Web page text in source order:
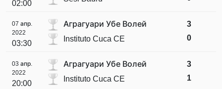
02:00
07 апр.
2022
03:30
Аграгуари Убе Волей
Instituto Cuca CE
3
0
03 апр.
2022
20:00
Аграгуари Убе Волей
Instituto Cuca CE
3
1